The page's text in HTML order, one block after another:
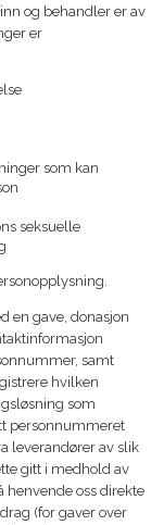
og behandler er av
er
som kan
seksuelle
en gave, donasjon
samt
hvilken
som
personnummeret
leverandører av slik
gitt i medhold av
henvende oss direkte
(for gaver over